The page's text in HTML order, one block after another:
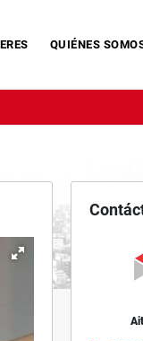
QUIÉNES